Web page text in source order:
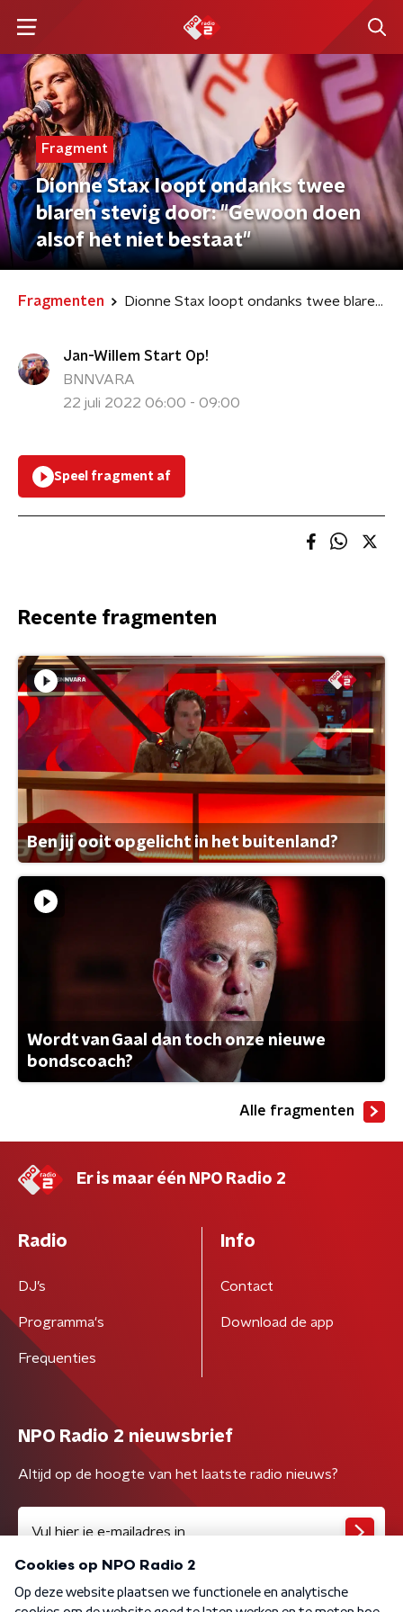
Fragment
Dionne Stax loopt ondanks twee
blaren stevig door: "Gewoon doen
alsof het niet bestaat"
Fragmenten Dionne Stax loopt ondanks twee blaren stevig door: "Gewoon doen alsof het niet bestaat"
Jan-Willem Start Op!
BNNVARA
22 juli 2022 06:00 - 09:00
Speel fragment af
Recente fragmenten
Ben jij ooit opgelicht in het buitenland?
Wordt van Gaal dan toch onze nieuwe
bondscoach?
Alle fragmenten
Er is maar één NPO Radio 2
Radio
DJ’s
Programma's
Frequenties
Info
Contact
Download de app
NPO Radio 2 nieuwsbrief
Altijd op de hoogte van het laatste radio nieuws?